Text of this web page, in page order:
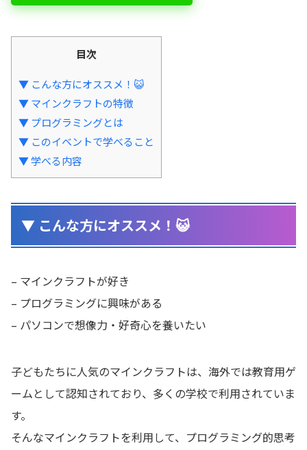
目次
▼ こんな方にオススメ！😺
▼ マインクラフトの特徴
▼ プログラミングとは
▼ このイベントで学べること
▼ 学べる内容
▼ こんな方にオススメ！😺
– マインクラフトが好き
– プログラミングに興味がある
– パソコンで想像力・好奇心を養いたい
子どもたちに人気のマインクラフトは、海外では教育用ゲ
ームとして認知されており、多くの学校で利用されていま
す。
そんなマインクラフトを利用して、プログラミング的思考